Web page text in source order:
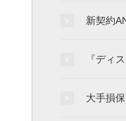
新契約
『ディ
大手損